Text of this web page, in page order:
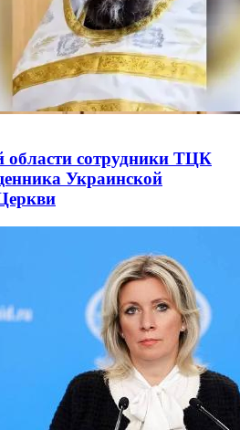
сотрудники ТЦК
Украинской